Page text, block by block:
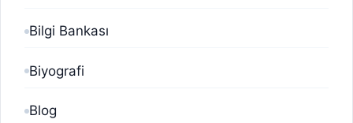
Bilgi Bankası
Biyografi
Blog